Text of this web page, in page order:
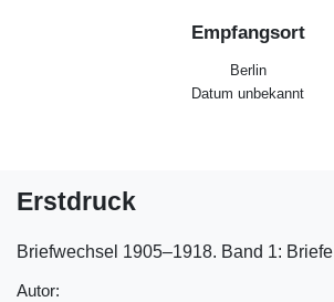
Empfangsort
Berlin
Datum unbekannt
Erstdruck
Briefwechsel 1905‒1918. Band 1: Briefe
Autor: